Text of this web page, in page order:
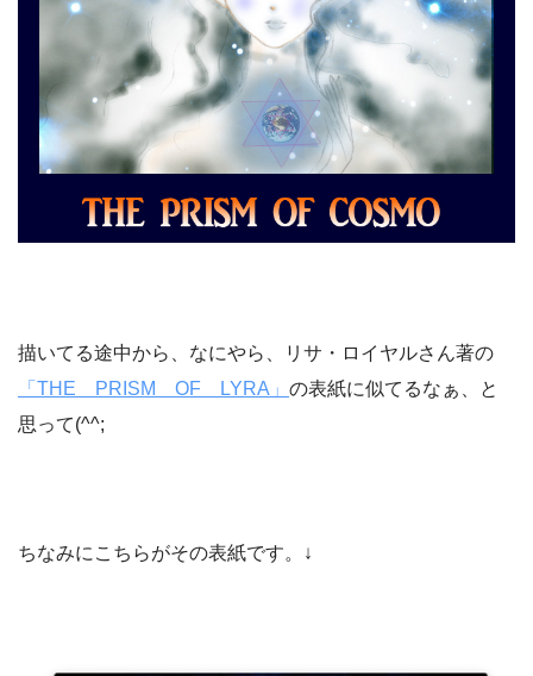
描いてる途中から、なにやら、リサ・ロイヤルさん著の
「THE PRISM OF LYRA」 の表紙に似てるなぁ、と
思って(^^;
ちなみにこちらがその表紙です。↓